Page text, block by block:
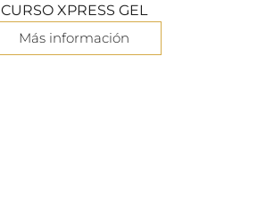
CURSO XPRESS GEL
Más información